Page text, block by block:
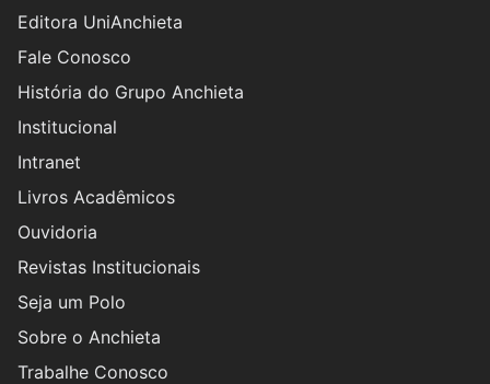
Editora UniAnchieta
Fale Conosco
História do Grupo Anchieta
Institucional
Intranet
Livros Acadêmicos
Ouvidoria
Revistas Institucionais
Seja um Polo
Sobre o Anchieta
Trabalhe Conosco